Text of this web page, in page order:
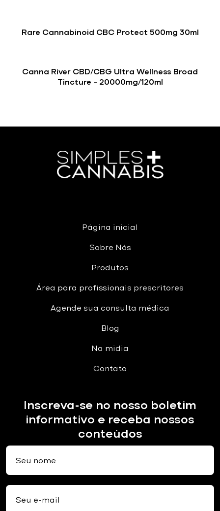
Rare Cannabinoid CBC Protect 500mg 30ml
Canna River CBD/CBG Ultra Wellness Broad
Tincture – 20000mg/120ml
Página inicial
Sobre Nós
Produtos
Área para profissionais prescritores
Agende sua consulta médica
Blog
Na midia
Contato
Inscreva-se no nosso boletim
informativo e receba nossos
conteúdos